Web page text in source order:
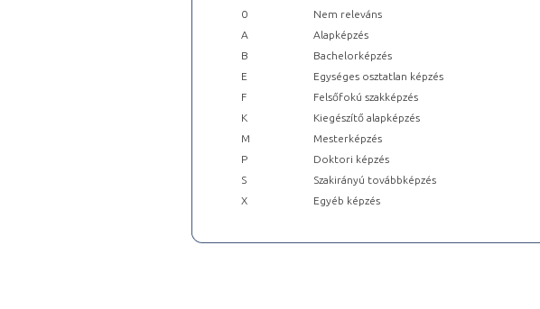
0
Nem releváns
A
Alapképzés
B
Bachelorképzés
E
Egységes osztatlan képzés
F
Felsőfokú szakképzés
K
Kiegészítő alapképzés
M
Mesterképzés
P
Doktori képzés
S
Szakirányú továbbképzés
X
Egyéb képzés